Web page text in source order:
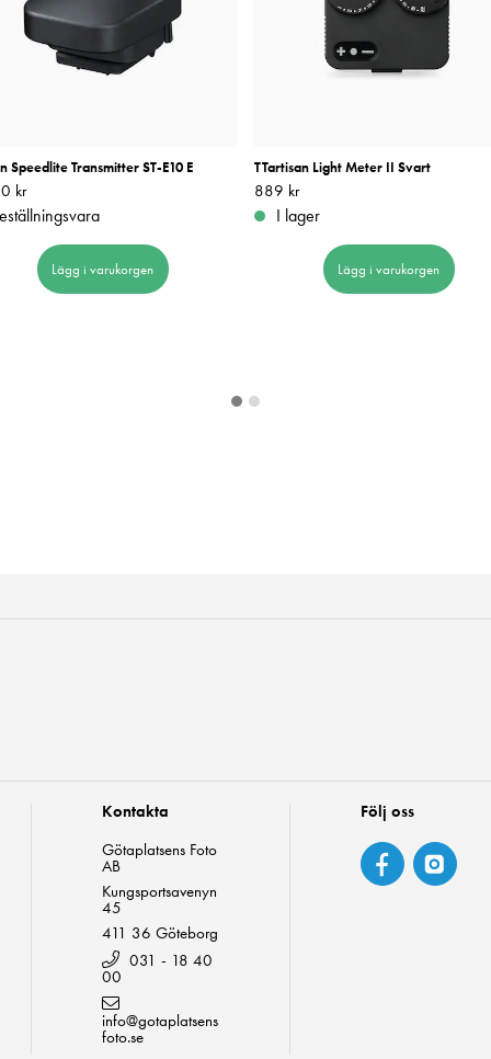
Speedlite Transmitter ST-E10 E
790 kr
kr
Lägg i varukorgen
TTartisan Light Meter II Svart
Pris: 889 kr
889 kr
I lager
Lägg i varukorgen
Kontakta
Götaplatsens Foto
AB
Kungsportsavenyn
45
411 36 Göteborg
031 - 18 40
00
info@gotaplatsens
foto.se
Följ oss